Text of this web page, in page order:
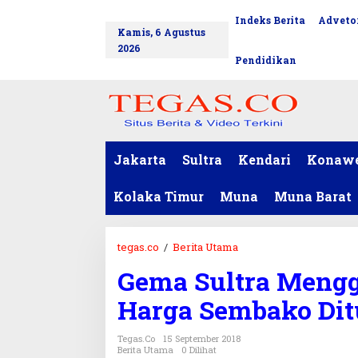
Kamis, 6 Agustus
2026
Indeks Berita
Pendidikan
Jakarta Sultra Kendari
Kolaka Timur Muna Muna Barat
tegas.co / Berita Utama
m
a
S
l
Gema Sultra
Harga Sembako
Tegas.co
15 September 2018
Berita Utama
0 Dilihat